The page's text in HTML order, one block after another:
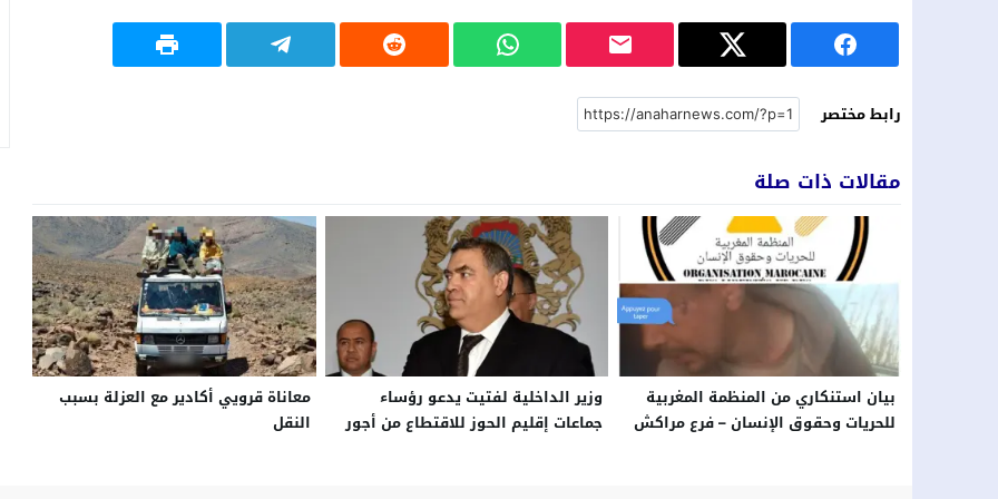
رابط مختصر
مقالات ذات صلة
بيان استنكاري من المنظمة المغربية
للحريات وحقوق الإنسان – فرع مراكش
وزير الداخلية لفتيت يدعو رؤساء
جماعات إقليم الحوز للاقتطاع من أجور
معاناة قرويي أكادير مع العزلة بسبب
النقل